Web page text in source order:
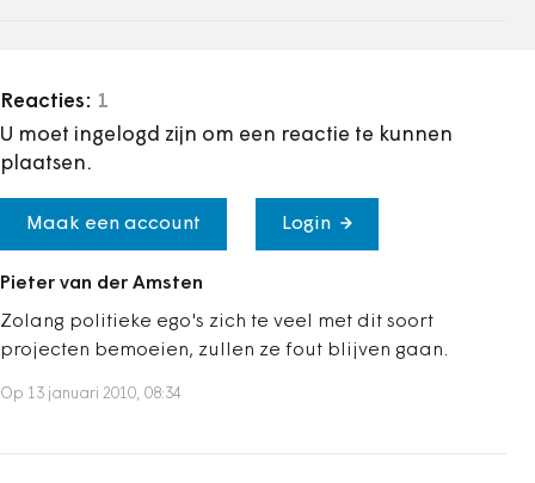
Reacties: 1
U moet ingelogd zijn om een reactie te kunnen
plaatsen.
Maak een account Login
Pieter van der Amsten
Zolang politieke ego's zich te veel met dit soort
projecten bemoeien, zullen ze fout blijven gaan.
Op 13 januari 2010, 08:34